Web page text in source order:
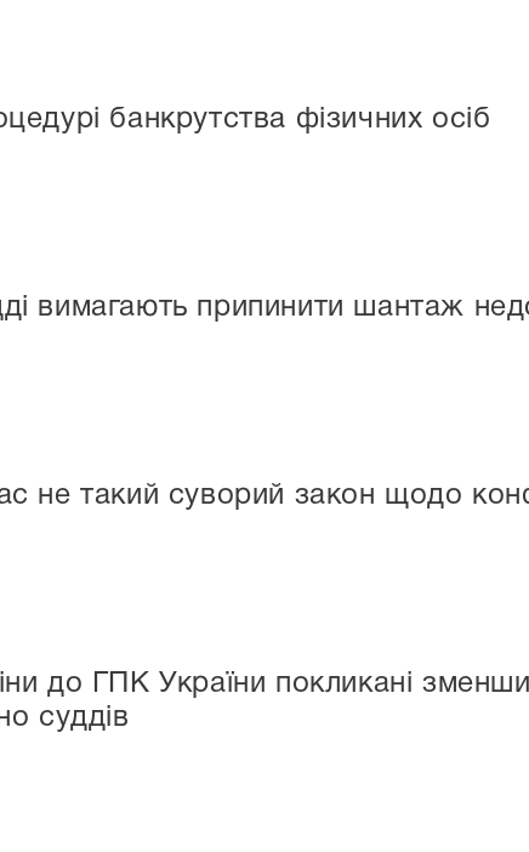
банкрутства фізичних осіб
вимагають припинити шантаж
не такий суворий закон щодо
до ГПК України покликані
суддів